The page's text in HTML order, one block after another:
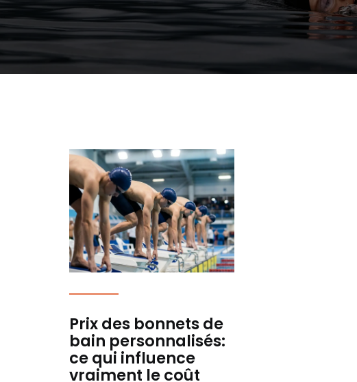
Prix des bonnets de
bain personnalisés:
ce qui influence
vraiment le coût